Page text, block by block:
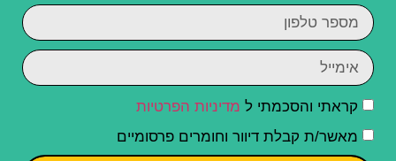
קראתי והסכמתי ל מדיניות הפרטיות
מאשר/ת קבלת דיוור וחומרים פרסומיים